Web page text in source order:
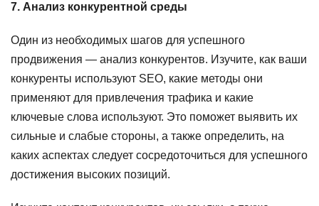
7. Анализ конкурентной среды
Один из необходимых шагов для успешного
продвижения — анализ конкурентов. Изучите, как ваши
конкуренты используют SEO, какие методы они
применяют для привлечения трафика и какие
ключевые слова используют. Это поможет выявить их
сильные и слабые стороны, а также определить, на
каких аспектах следует сосредоточиться для успешного
достижения высоких позиций.